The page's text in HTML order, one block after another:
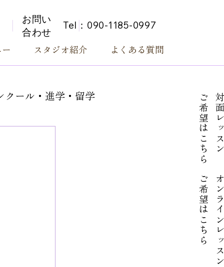
お問い
合わせ
Tel：090-1185-0997
スタジオ紹介 よくある質問
クール・進学・留学 対面
​ご希望はこちら
オンラ
ご希望はこちら